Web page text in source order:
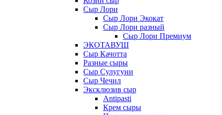
Сыр Лори
Сыр Лори Экокат
Сыр Лори разный
Сыр Лори Премиум
ЭКОТАВУШ
Сыр Качотта
Разные сыры
Сыр Сулугуни
Сыр Чечил
Эксклюзив сыр
Antipasti
Крем сыры